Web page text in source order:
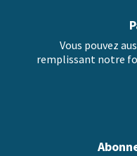
Vous pouvez
remplissant notre